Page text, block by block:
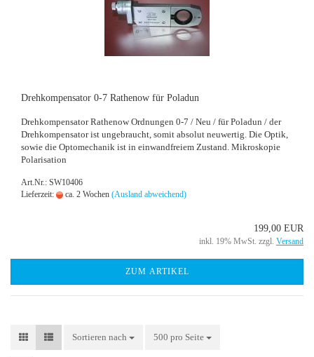
Dreh­kom­pen­sa­tor 0-7 Ra­the­now für Po­la­dun
Dreh­kom­pen­sa­tor Ra­the­now Ord­nun­gen 0-7 / Neu / für Po­la­dun / der
Dreh­kom­pen­sa­tor ist un­ge­braucht, somit ab­so­lut neu­wer­tig. Die Optik,
sowie die Op­to­me­cha­nik ist in ein­wand­frei­em Zu­stand. Mi­kro­sko­pie
Po­la­ri­sa­ti­on
Art.Nr.: SW10406
Lieferzeit:
ca. 2 Wochen (Ausland abweichend)
199,00 EUR
inkl. 19% MwSt. zzgl. Versand
ZUM ARTIKEL
Sortieren nach
Sortieren nach 500 pro Seite
pro Seite